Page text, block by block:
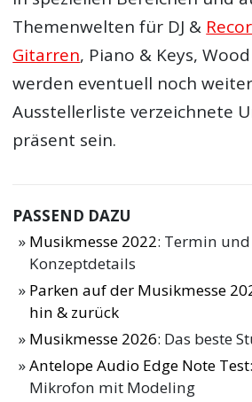
Themenwelten für DJ &
Gitarren, Piano & Keys, Wood
werden eventuell noch
Ausstellerliste verzeichnete
präsent sein.
PASSEND DAZU
Musikmesse 2022: Termin
Konzeptdetails
Parken auf der Musikmesse
hin & zurück
Musikmesse 2026: Das beste
Antelope Audio Edge Note Test
Mikrofon mit Modeling